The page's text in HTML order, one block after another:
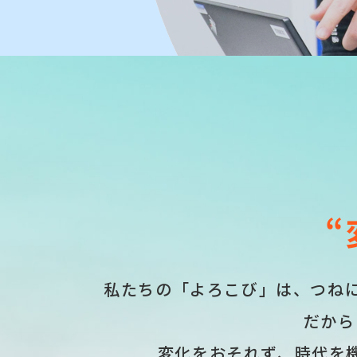
“
私たちの「よろこび」は、 つね
だか